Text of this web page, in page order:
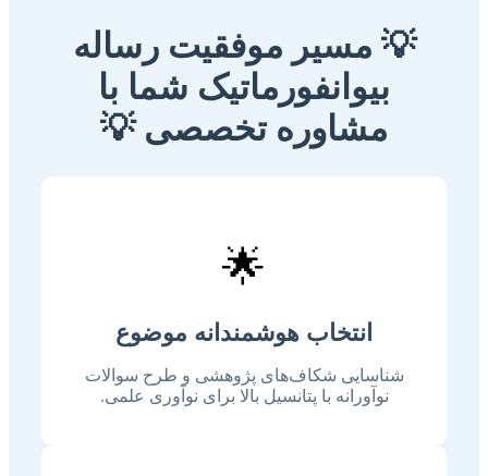
💡 مسیر موفقیت رساله
بیوانفورماتیک شما با
مشاوره تخصصی 💡
🌟
انتخاب هوشمندانه موضوع
شناسایی شکاف‌های پژوهشی و طرح سوالات
نوآورانه با پتانسیل بالا برای نوآوری علمی.